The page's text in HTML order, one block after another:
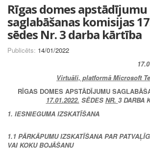
Rīgas domes apstādījumu
saglabāšanas komisijas
sēdes Nr. 3 darba kārtība
Publicēts: 14/01/2022
Virtuāli, platformā Microsoft
RĪGAS DOMES APSTĀDĪJUMU
17.01.2022. SĒDES NR. 3 DARBA
1. IESNIEGUMA IZSKATĪŠANA
1.1 PĀRKĀPUMU IZSKATĪŠANA PAR
VAI KOKU BOJĀŠANU